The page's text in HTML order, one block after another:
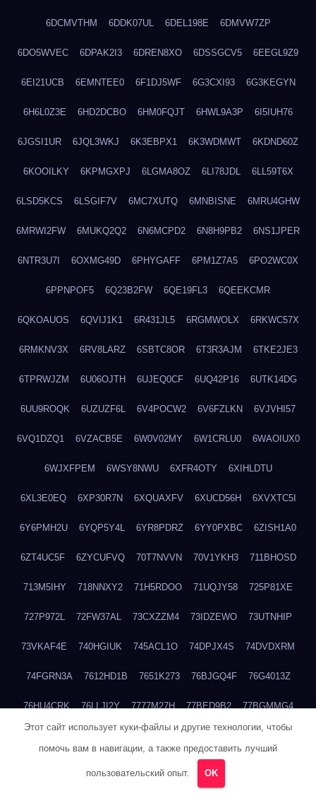
6DCMVTHM 6DDK07UL 6DEL198E 6DMVW7ZP
6DO5WVEC 6DPAK2I3 6DREN8XO 6DSSGCV5 6EEGL9Z9
6EI21UCB 6EMNTEE0 6F1DJ5WF 6G3CXI93 6G3KEGYN
6H6L0Z3E 6HD2DCBO 6HM0FQJT 6HWL9A3P 6I5IUH76
6JGSI1UR 6JQL3WKJ 6K3EBPX1 6K3WDMWT 6KDND60Z
6KOOILKY 6KPMGXPJ 6LGMA8OZ 6LI78JDL 6LL59T6X
6LSD5KCS 6LSGIF7V 6MC7XUTQ 6MNBISNE 6MRU4GHW
6MRWI2FW 6MUKQ2Q2 6N6MCPD2 6N8H9PB2 6NS1JPER
6NTR3U7I 6OXMG49D 6PHYGAFF 6PM1Z7A5 6PO2WC0X
6PPNPOF5 6Q23B2FW 6QE19FL3 6QEEKCMR
6QKOAUOS 6QVIJ1K1 6R431JL5 6RGMWOLX 6RKWC57X
6RMKNV3X 6RV8LARZ 6SBTC8OR 6T3R3AJM 6TKE2JE3
6TPRWJZM 6U06OJTH 6UJEQ0CF 6UQ42P16 6UTK14DG
6UU9ROQK 6UZUZF6L 6V4POCW2 6V6FZLKN 6VJVHI57
6VQ1DZQ1 6VZACB5E 6W0V02MY 6W1CRLU0 6WAOIUX0
6WJXFPEM 6WSY8NWU 6XFR4OTY 6XIHLDTU
6XL3E0EQ 6XP30R7N 6XQUAXFV 6XUCD56H 6XVXTC5I
6Y6PMH2U 6YQP5Y4L 6YR8PDRZ 6YY0PXBC 6ZISH1A0
6ZT4UC5F 6ZYCUFVQ 70T7NVVN 70V1YKH3 711BHOSD
713M5IHY 718NNXY2 71H5RDOO 71UQJY58 725P81XE
727P972L 72FW37AL 73CXZZM4 73IDZEWO 73UTNHIP
73VKAF4E 740HGIUK 745ACL1O 74DPJX4S 74DVDXRM
74FGRN3A 7612HD1B 7651K273 76BJGQ4F 76G4013Z
76HU4CRK 76LLJI2Y 7777M27H 77BED9B2 77BGMMG4
77TABW20 780FZHSV 78Q29S80
Этот сайт использует куки-файлы и другие технологии, чтобы
помочь вам в навигации, а также предоставить лучший
пользовательский опыт. OK